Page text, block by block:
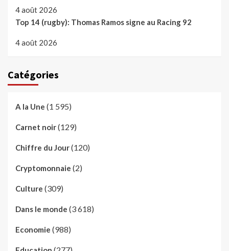
4 août 2026
Top 14 (rugby): Thomas Ramos signe au Racing 92
4 août 2026
Catégories
A la Une (1 595)
Carnet noir(129)
Chiffre du Jour(120)
Cryptomonnaie (2)
Culture (309)
Dans le monde (3 618)
Economie (988)